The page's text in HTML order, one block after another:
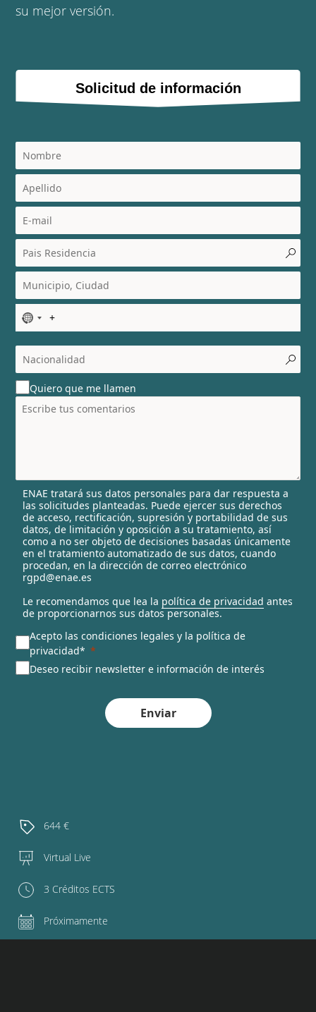
su mejor versión.
Solicitud de información
N
o
c
o
u
n
t
l
e
c
t
e
d
Quiero que me llamen
ENAE tratará sus datos personales para dar respuesta a
las solicitudes planteadas. Puede ejercer sus derechos
de acceso, rectificación, supresión y portabilidad de sus
datos, de limitación y oposición a su tratamiento, así
como a no ser objeto de decisiones basadas únicamente
en el tratamiento automatizado de sus datos, cuando
procedan, en la dirección de correo electrónico
rgpd@enae.es
Le recomendamos que lea la política de privacidad antes
de proporcionarnos sus datos personales.
Acepto las condiciones legales y la política de
privacidad*
Deseo recibir newsletter e información de interés
Enviar
644 €
Virtual Live
3 Créditos ECTS
Próximamente